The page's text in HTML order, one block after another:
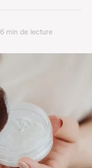
6 min de lecture